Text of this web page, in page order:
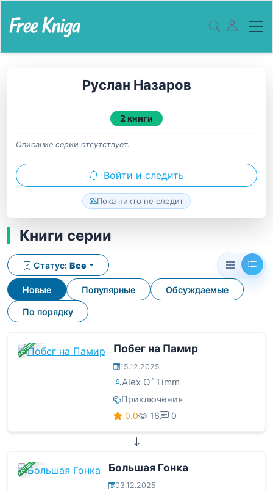
Руслан Назаров
2 книги
Описание серии отсутствует.
Войти и следить
Пока никто не следит
Книги серии
Новые Популярные Обсуждаемые
По порядку
Статус: Все
ЗАВЕРШЕНА Побег на Памир
15.12.2025
Alex O`Timm
Приключения
0.0 16 0
ЗАВЕРШЕНА Большая Гонка
03.12.2025